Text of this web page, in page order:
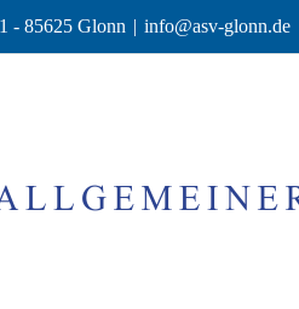
- 85625 Glonn | info@asv-glonn.de